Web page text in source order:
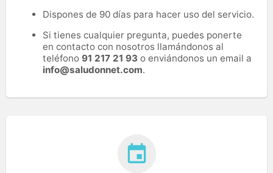
Dispones de 90 días para hacer uso del servicio.
Si tienes cualquier pregunta, puedes ponerte
en contacto con nosotros llamándonos al
teléfono 91 217 21 93 o enviándonos un email a
info@saludonnet.com.